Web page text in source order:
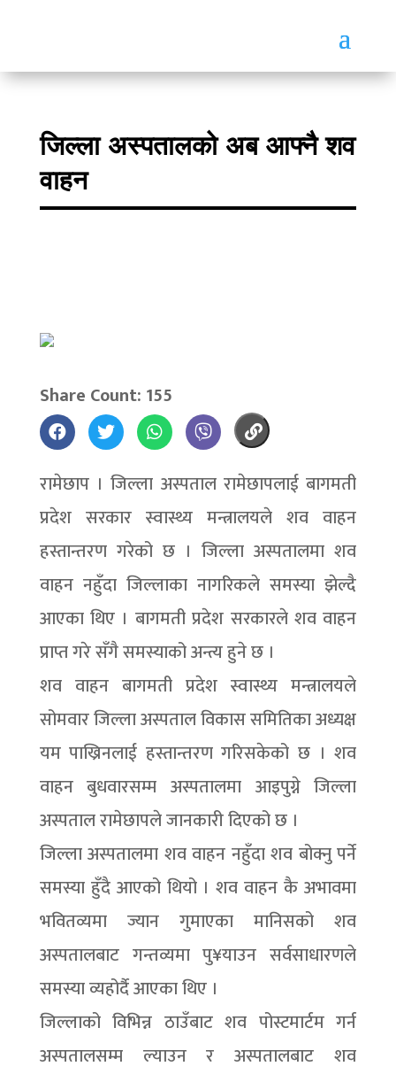
जिल्ला अस्पतालको अब आफ्नै शव
वाहन
Share Count: 155
रामेछाप । जिल्ला अस्पताल रामेछापलाई बागमती
प्रदेश सरकार स्वास्थ्य मन्त्रालयले शव वाहन
हस्तान्तरण गरेको छ । जिल्ला अस्पतालमा शव
वाहन नहुँदा जिल्लाका नागरिकले समस्या झेल्दै
आएका थिए । बागमती प्रदेश सरकारले शव वाहन
प्राप्त गरे सँगै समस्याको अन्त्य हुने छ ।
शव वाहन बागमती प्रदेश स्वास्थ्य मन्त्रालयले
सोमवार जिल्ला अस्पताल विकास समितिका अध्यक्ष
यम पाख्रिनलाई हस्तान्तरण गरिसकेको छ । शव
वाहन बुधवारसम्म अस्पतालमा आइपुग्ने जिल्ला
अस्पताल रामेछापले जानकारी दिएको छ ।
जिल्ला अस्पतालमा शव वाहन नहुँदा शव बोक्नु पर्ने
समस्या हुँदै आएको थियो । शव वाहन कै अभावमा
भवितव्यमा ज्यान गुमाएका मानिसको शव
अस्पतालबाट गन्तव्यमा पु¥याउन सर्वसाधारणले
समस्या व्यहोर्दै आएका थिए ।
जिल्लाको विभिन्न ठाउँबाट शव पोस्टमार्टम गर्न
अस्पतालसम्म ल्याउन र अस्पतालबाट शव